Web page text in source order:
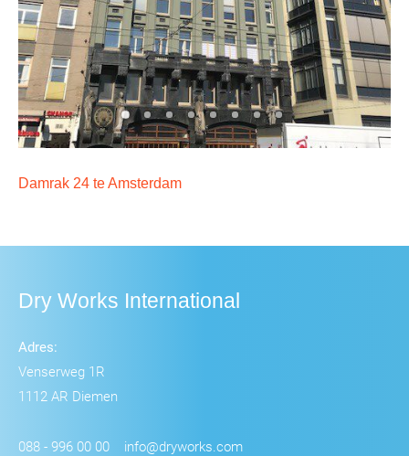
Damrak 24 te Amsterdam
Dry Works International
Adres:
Venserweg 1R
1112 AR Diemen
088 - 996 00 00 info@dryworks.com